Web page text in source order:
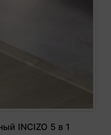
INCIZO 5 в 1